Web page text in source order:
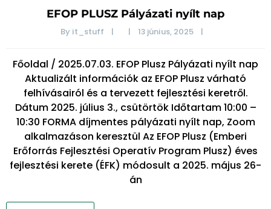
EFOP PLUSZ Pályázati nyílt nap
By it_stuff | | 13 június, 2025 |
Főoldal / 2025.07.03. EFOP Plusz Pályázati nyílt nap
Aktualizált információk az EFOP Plusz várható
felhívásairól és a tervezett fejlesztési keretről.
Dátum 2025. július 3., csütörtök Időtartam 10:00 –
10:30 FORMA díjmentes pályázati nyílt nap, Zoom
alkalmazáson keresztül Az EFOP Plusz (Emberi
Erőforrás Fejlesztési Operatív Program Plusz) éves
fejlesztési kerete (ÉFK) módosult a 2025. május 26-
án